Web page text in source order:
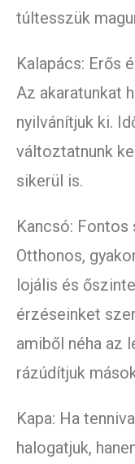
túltesszük
Kalapács: Erős
Az akaratunkat
nyilvánítjuk ki.
változtatnunk
sikerül is.
Kancsó: Fontos
Otthonos,
lojális és
érzéseinket
amiből néha az
rázúdítjuk
Kapa: Ha
halogatjuk,